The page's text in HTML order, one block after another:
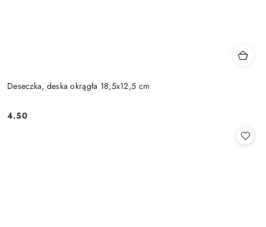
Deseczka, deska okrągła 18,5x12,5 cm
Cena:
4.50